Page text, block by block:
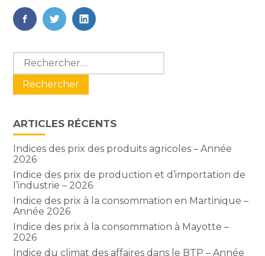
FaceBook
TwitterLinkedIn
Blog
sidebar
Rechercher :
ARTICLES RÉCENTS
Indices des prix des produits agricoles – Année
2026
Indice des prix de production et d’importation de
l’industrie – 2026
Indice des prix à la consommation en Martinique –
Année 2026
Indice des prix à la consommation à Mayotte –
2026
Indice du climat des affaires dans le BTP – Année